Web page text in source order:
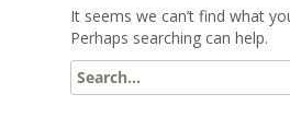
It seems we can’t find what
Perhaps searching can help.
Search
for: